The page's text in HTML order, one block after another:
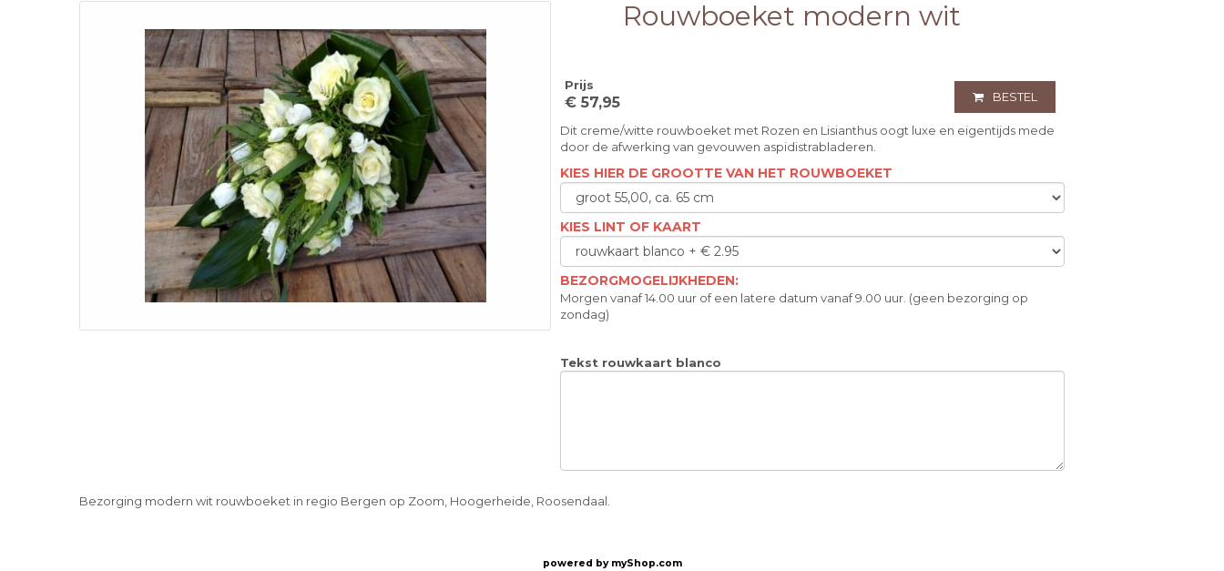
Rouwboeket modern wit
Prijs
€ 57,95 BESTEL
Dit creme/witte rouwboeket met Rozen en Lisianthus oogt luxe en eigentijds mede
door de afwerking van gevouwen aspidistrabladeren.
KIES HIER DE GROOTTE VAN HET ROUWBOEKET
KIES LINT OF KAART
BEZORGMOGELIJKHEDEN:
Morgen vanaf 14.00 uur of een latere datum vanaf 9.00 uur. (geen bezorging op
zondag)
Tekst rouwkaart blanco
Bezorging modern wit rouwboeket in regio Bergen op Zoom, Hoogerheide, Roosendaal.
powered by myShop.com